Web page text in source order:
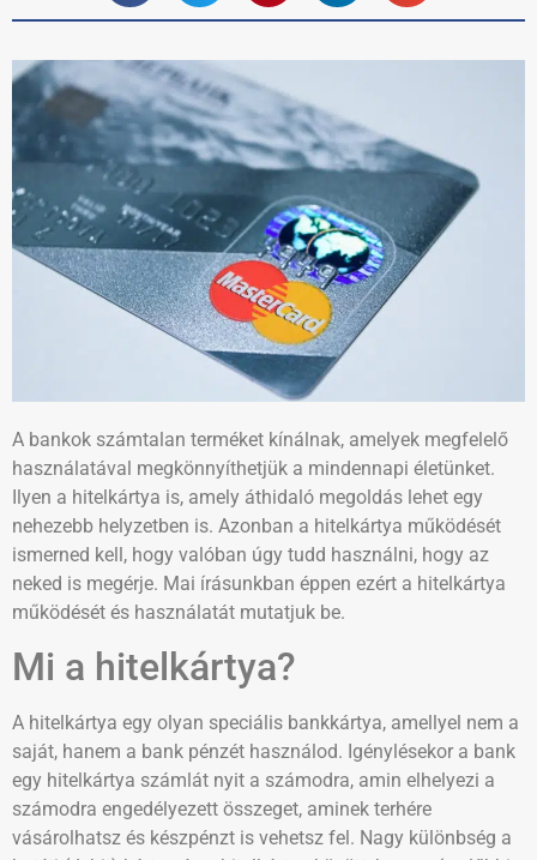
A bankok számtalan terméket kínálnak, amelyek megfelelő
használatával megkönnyíthetjük a mindennapi életünket.
Ilyen a hitelkártya is, amely áthidaló megoldás lehet egy
nehezebb helyzetben is. Azonban a hitelkártya működését
ismerned kell, hogy valóban úgy tudd használni, hogy az
neked is megérje. Mai írásunkban éppen ezért a hitelkártya
működését és használatát mutatjuk be.
Mi a hitelkártya?
A hitelkártya egy olyan speciális bankkártya, amellyel nem a
saját, hanem a bank pénzét használod. Igénylésekor a bank
egy hitelkártya számlát nyit a számodra, amin elhelyezi a
számodra engedélyezett összeget, aminek terhére
vásárolhatsz és készpénzt is vehetsz fel. Nagy különbség a